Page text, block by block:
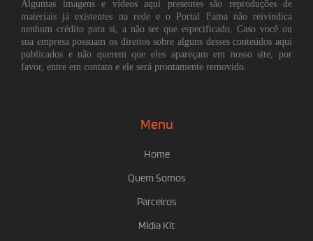
Algumas imagens e vídeos aqui presentes são reproduções de
materiais já existentes na rede e o Portal Fama não reivindica
nenhum crédito para si, a não ser que especificado. Caso você ou
sua empresa possuam os direitos sobre alguns desses conteúdos aqui
publicados e não querem que eles apareçam em nosso site, por
favor, entre em contato e ele será prontamente removido.
Menu
Home
Quem Somos
Parceiros
Mídia Kit